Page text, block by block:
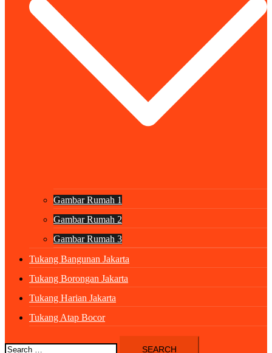
Gambar Rumah 1
Gambar Rumah 2
Gambar Rumah 3
Tukang Bangunan Jakarta
Tukang Borongan Jakarta
Tukang Harian Jakarta
Tukang Atap Bocor
Search